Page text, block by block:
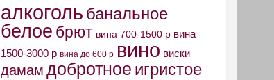
алкоголь банальное
белое брют вина 700-1500 р вина
1500-3000 р вина до 600 р вино виски
дамам добротное игристое